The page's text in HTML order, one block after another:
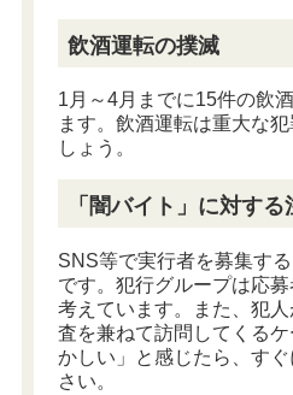
飲酒運転の撲滅
1月～4月までに15件の飲
ます。飲酒運転は重大な
しょう。
「闇バイト」に対する
SNS等で実行者を募集す
です。犯行グループは応
考えています。また、犯
査を兼ねて訪問してくる
かしい」と感じたら、す
さい。